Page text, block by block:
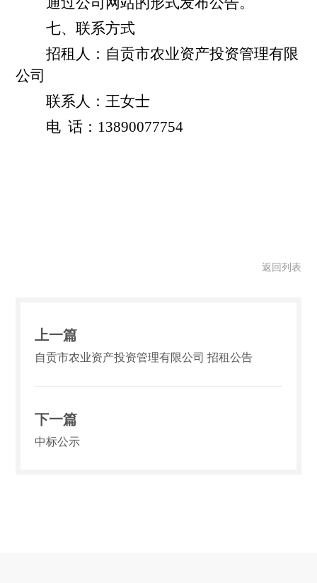
七、联系方式
招租人：自贡市农业资产投资管理有限
公司
联系人：王女士
电话：13890077754
返回列表
上一篇
自贡市农业资产投资管理有限公司 招租公告
下一篇
中标公示